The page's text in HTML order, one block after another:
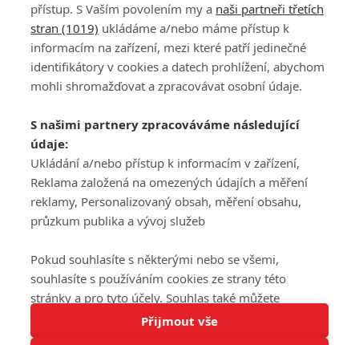
Tato stránka používá soubory cookies.
PŘIHLÁSIT
REGISTROVAT
DISKUZE
Šéfredaktorkou webu jePetr Slavík, e-mailserialy@fandimefilmu.cz
Máte-li zájem o inzerci na našem webu napište nám na e-mail
studio@koncal.com
Ochrana osobních údajů|Zásady používání cookies |Pravidla webu
Upravit nastavení soukromí
© 2016 – 2026 FandimeSerialum.cz / All rights reserved /
přístup. S Vaším povolením my a naši partneři třetích
stran (1019) ukládáme a/nebo máme přístup k
informacím na zařízení, mezi které patří jedinečné
identifikátory v cookies a datech prohlížení, abychom
mohli shromažďovat a zpracovávat osobní údaje.
S našimi partnery zpracováváme následující
údaje:
Ukládání a/nebo přístup k informacím v zařízení,
Reklama založená na omezených údajích a měření
reklamy, Personalizovaný obsah, měření obsahu,
průzkum publika a vývoj služeb
Pokud souhlasíte s některými nebo se všemi,
souhlasíte s používáním cookies ze strany této
stránky a pro tyto účely. Souhlas také můžete
odmítnout, ale v takovém případě vám na stránce
nebudou k dispozici některé personalizované funkce.
Přijmout vše